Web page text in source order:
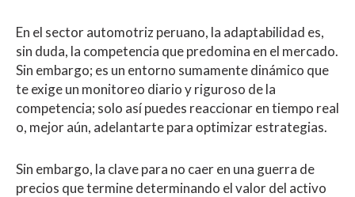
En el sector automotriz peruano, la adaptabilidad es,
sin duda, la competencia que predomina en el mercado.
Sin embargo; es un entorno sumamente dinámico que
te exige un monitoreo diario y riguroso de la
competencia; solo así puedes reaccionar en tiempo real
o, mejor aún, adelantarte para optimizar estrategias.
Sin embargo, la clave para no caer en una guerra de
precios que termine determinando el valor del activo